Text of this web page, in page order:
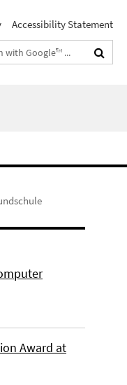
Accessibility Statement
Award at